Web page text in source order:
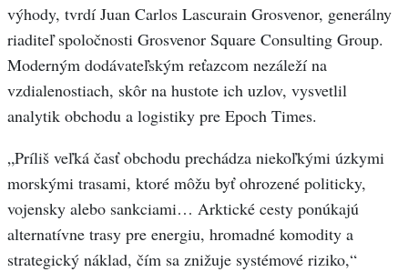
výhody, tvrdí Juan Carlos Lascurain Grosvenor, generálny
riaditeľ spoločnosti Grosvenor Square Consulting Group.
Moderným dodávateľským reťazcom nezáleží na
vzdialenostiach, skôr na hustote ich uzlov, vysvetlil
analytik obchodu a logistiky pre Epoch Times.
„Príliš veľká časť obchodu prechádza niekoľkými úzkymi
morskými trasami, ktoré môžu byť ohrozené politicky,
vojensky alebo sankciami… Arktické cesty ponúkajú
alternatívne trasy pre energiu, hromadné komodity a
strategický náklad, čím sa znižuje systémové riziko,“